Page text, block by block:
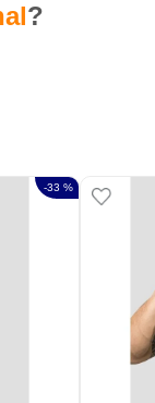
?
-33 %